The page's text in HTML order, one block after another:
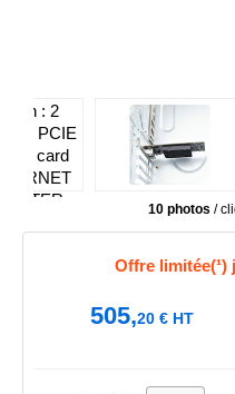
10 photos /
Offre limitée(¹)
505,20€HT